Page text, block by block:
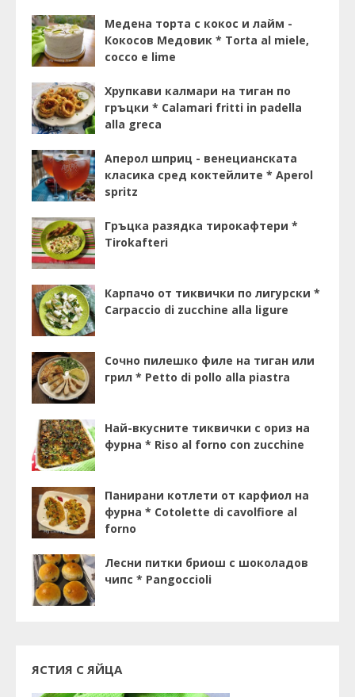
Медена торта с кокос и лайм -
Кокосов Медовик * Torta al miele,
cocco e lime
Хрупкави калмари на тиган по
гръцки * Calamari fritti in padella
alla greca
Аперол шприц - венецианската
класика сред коктейлите * Aperol
spritz
Гръцка разядка тирокафтери *
Tirokafteri
Карпачо от тиквички по лигурски *
Carpaccio di zucchine alla ligure
Сочно пилешко филе на тиган или
грил * Petto di pollo alla piastra
Най-вкусните тиквички с ориз на
фурна * Riso al forno con zucchine
Панирани котлети от карфиол на
фурна * Cotolette di cavolfiore al
forno
Лесни питки бриош с шоколадов
чипс * Pangoccioli
ЯСТИЯ С ЯЙЦА